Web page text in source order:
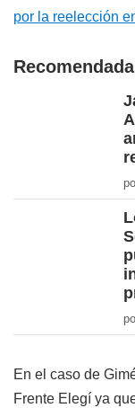
por la reelección
En el caso de
Frente Elegí ya